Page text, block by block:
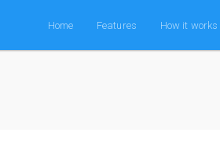
Home Features How it works